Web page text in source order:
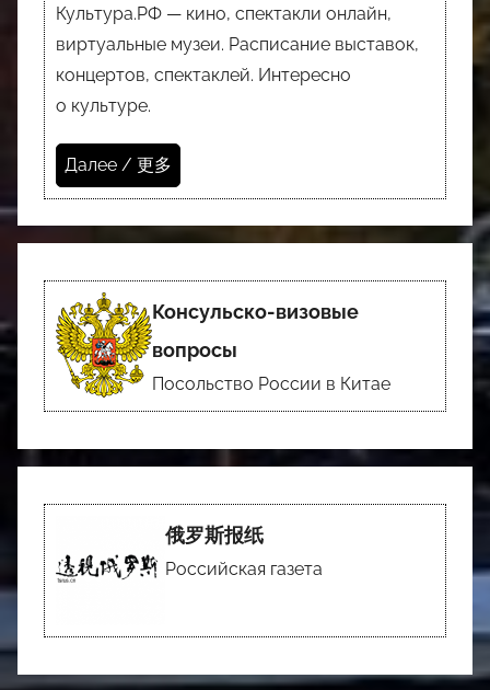
Культура.РФ — кино, спектакли онлайн,
виртуальные музеи. Расписание выставок,
концертов, спектаклей. Интересно
о культуре.
Далее / 更多
Консульско-визовые
вопросы
Посольство России в Китае
俄罗斯报纸
Российская газета